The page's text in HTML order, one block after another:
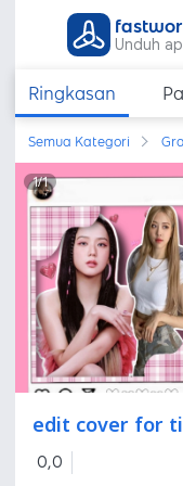
Unduh
Ringkasan
Semua Kategori
1/1
edit cover for
0,0